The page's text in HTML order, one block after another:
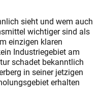
sieht und wem auch
wichtiger sind als
einzigen klaren
Industriegebiet am
schadet bekanntlich
in seiner jetzigen
erhalten